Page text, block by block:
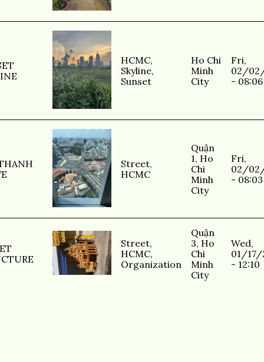
HCMC,
Skyline,
Sunset
Ho Chi
Minh
City
Fri,
02/
- 08:06
Street,
HCMC
Quận
1, Ho
Chi
Minh
City
Fri,
02/
- 08:03
Street,
HCMC,
Organization
Quận
3, Ho
Chi
Minh
City
Wed,
01/17/
- 12:10